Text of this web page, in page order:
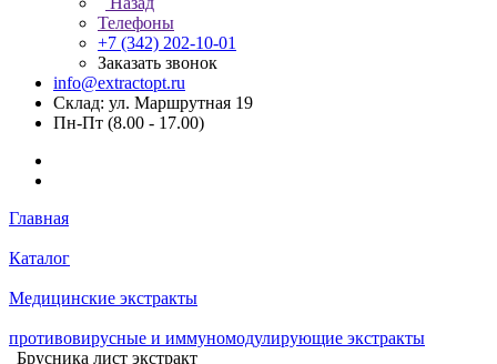
Телефоны
+7 (342) 202-10-01
Заказать звонок
info@extractopt.ru
Склад: ул. Маршрутная 19
Пн-Пт (8.00 - 17.00)
Главная
Каталог
Медицинские экстракты
противовирусные и иммуномодулирующие экстракты
Брусника лист экстракт